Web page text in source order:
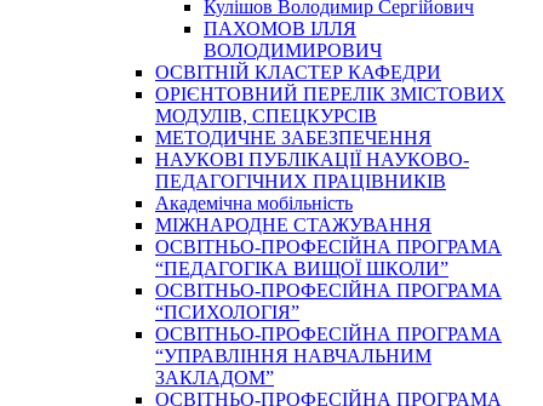
Кулішов Володимир Сергійович
ПАХОМОВ ІЛЛЯ
ВОЛОДИМИРОВИЧ
ОСВІТНІЙ КЛАСТЕР КАФЕДРИ
ОРІЄНТОВНИЙ ПЕРЕЛІК ЗМІСТОВИХ
МОДУЛІВ, СПЕЦКУРСІВ
МЕТОДИЧНЕ ЗАБЕЗПЕЧЕННЯ
НАУКОВІ ПУБЛІКАЦІЇ НАУКОВО-
ПЕДАГОГІЧНИХ ПРАЦІВНИКІВ
Академічна мобільність
МІЖНАРОДНЕ СТАЖУВАННЯ
ОСВІТНЬО-ПРОФЕСІЙНА ПРОГРАМА
“ПЕДАГОГІКА ВИЩОЇ ШКОЛИ”
ОСВІТНЬО-ПРОФЕСІЙНА ПРОГРАМА
“ПСИХОЛОГІЯ”
ОСВІТНЬО-ПРОФЕСІЙНА ПРОГРАМА
“УПРАВЛІННЯ НАВЧАЛЬНИМ
ЗАКЛАДОМ”
ОСВІТНЬО-ПРОФЕСІЙНА ПРОГРАМА